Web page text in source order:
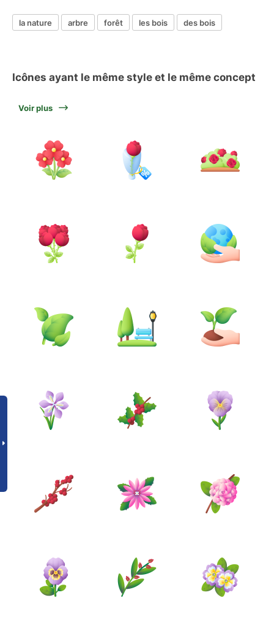
la nature arbre forêt les bois des bois
Icônes ayant le même style et le même concept
Voir plus